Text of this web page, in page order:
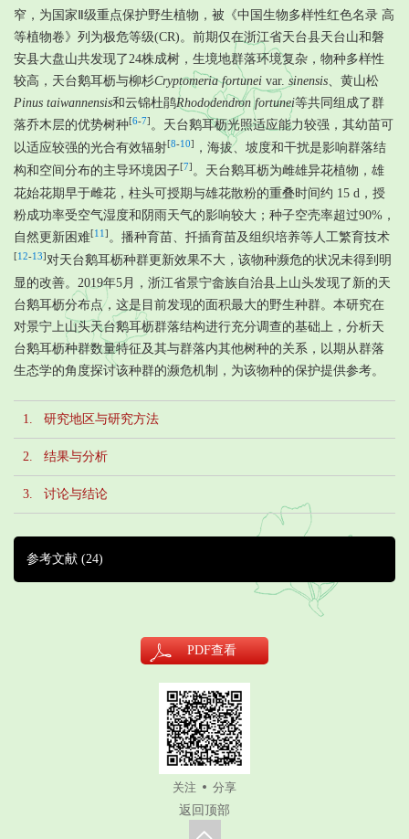
窄，为国家Ⅱ级重点保护野生植物，被《中国生物多样性红色名录 高
等植物卷》列为极危等级(CR)。前期仅在浙江省天台县天台山和磐
安县大盘山共发现了24株成树，生境地群落环境复杂，物种多样性
较高，天台鹅耳枥与柳杉Cryptomeria fortunei var. sinensis 、黄山松
Pinus taiwannensis和云锦杜鹃Rhododendron fortunei等共同组成了群
落乔木层的优势树种[6-7] 。天台鹅耳枥光照适应能力较强，其幼苗可
以适应较强的光合有效辐射[8-10]
，海拔、坡度和干扰是影响群落结
构和空间分布的主导环境因子[7] 。天台鹅耳枥为雌雄异花植物，雄
花始花期早于雌花，柱头可授期与雄花散粉的重叠时间约 15 d，授
粉成功率受空气湿度和阴雨天气的影响较大；种子空壳率超过90%，
自然更新困难[11 ] 。播种育苗、扦插育苗及组织培养等人工繁育技术
[12-13] 对天台鹅耳枥种群更新效果不大，该物种濒危的状况未得到明
显的改善。2019年5月，浙江省景宁畲族自治县上山头发现了新的天
台鹅耳枥分布点，这是目前发现的面积最大的野生种群。本研究在
对景宁上山头天台鹅耳枥群落结构进行充分调查的基础上，分析天
台鹅耳枥种群数量特征及其与群落内其他树种的关系，以期从群落
生态学的角度探讨该种群的濒危机制，为该物种的保护提供参考。
1. 研究地区与研究方法
2. 结果与分析
3. 讨论与结论
参考文献 (24)
PDF查看
关注
分享
返回顶部